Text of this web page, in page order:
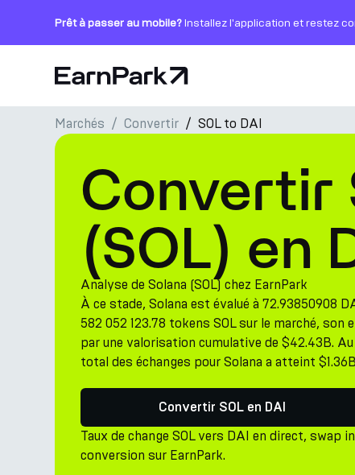
Prêt à passer au mobile?Installez l'application et restez
Page d'accueil
Produits
Marchés
Calculatrices
PARK Token
Ressources
Entreprise
Marchés Convertir SOL to DAI
Convertir
(SOL) en
Analyse de Solana (SOL) chez EarnPark
À ce stade, Solana est évalué à 72.93850908
582 052 123.78 tokens SOL sur le marché,
par une valorisation cumulative de $42.43B.
total des échanges pour Solana a atteint
Convertir SOL en DAI
Taux de change SOL vers DAI en direct, swap
conversion sur EarnPark.